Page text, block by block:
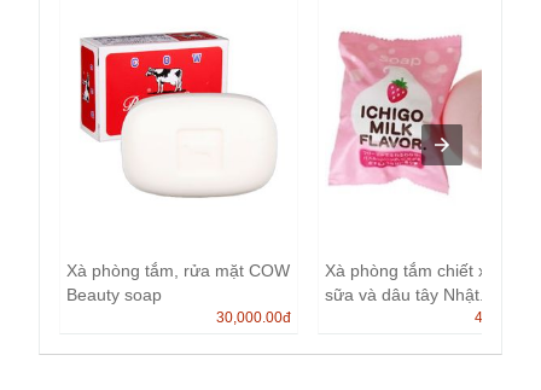
Xà phòng tắm, rửa mặt COW
Beauty soap
30,000.00đ
Xà phòng tắm chiết xuất từ
sữa và dâu tây Nhật.
40,000.00